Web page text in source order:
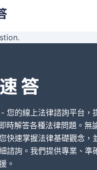
您的線上法律諮詢平台，
時解答各種法律問題。無
快速掌握法律基礎觀念，
諮詢。我們提供專業、準
。